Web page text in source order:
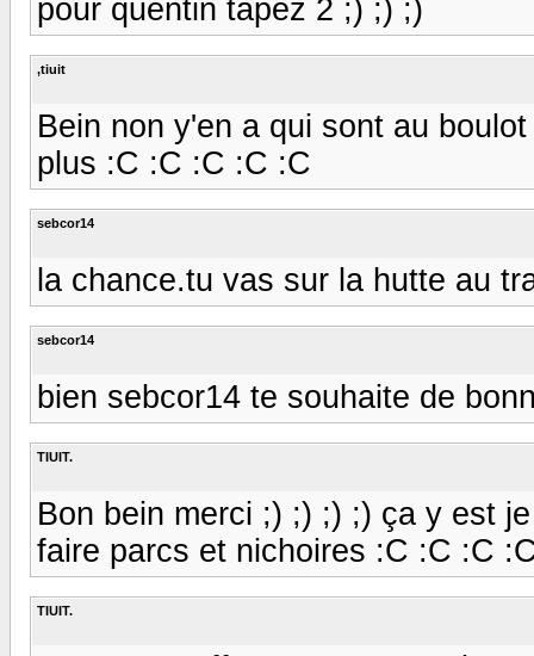
pour quentin tapez 2 ;) ;) ;)
,tiuit
Bein non y'en a qui sont au
plus :C :C :C :C :C
sebcor14
la chance.tu vas sur la hutte au
sebcor14
bien sebcor14 te souhaite de
TIUIT.
Bon bein merci ;) ;) ;) ;) ça y est
faire parcs et nichoires :C :C :C
TIUIT.